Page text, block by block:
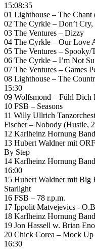
15:08:35
01 Lighthouse – The
02 The Cyrkle – Don’t Cry,
03 The Ventures – Dizzy
04 The Cyrkle – Our Love
05 The Ventures – Spooky/
06 The Cyrkle – I’m Not
07 The Ventures – Games
08 Lighthouse – The
15:30
09 Wolfsmond – Fühl Dich
10 FSB – Seasons
11 Willy Ullrich
Fischer – Nobody (Hustle,
12 Karlheinz Hornung
13 Hubert Waldner mit
By Step
14 Karlheinz Hornung
16:00
15 Hubert Waldner mit Big
Starlight
16 FSB – 78 r.p.m.
17 Ippolit Matvejevics ‎-
18 Karlheinz Hornung
19 Jon Hassell w. Brian
20 Chick Corea – Mock Up
16:30